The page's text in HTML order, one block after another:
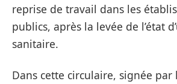
reprise de travail dans les
publics, après la levée de l’état
sanitaire.
Dans cette circulaire, signée